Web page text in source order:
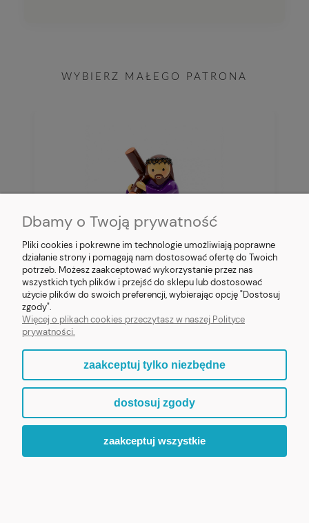
WYBIERZ MAŁEGO PATRONA
Figurka Krzyż Jezus z żywicy 8cm
ZOBACZ WIĘCEJ
❮
Dbamy o Twoją prywatność
Pliki cookies i pokrewne im technologie umożliwiają poprawne
działanie strony i pomagają nam dostosować ofertę do Twoich
potrzeb. Możesz zaakceptować wykorzystanie przez nas
wszystkich tych plików i przejść do sklepu lub dostosować
użycie plików do swoich preferencji, wybierając opcję "Dostosuj
zgody".
Więcej o plikach cookies przeczytasz w naszej Polityce
prywatności.
zaakceptuj tylko niezbędne
dostosuj zgody
zaakceptuj wszystkie